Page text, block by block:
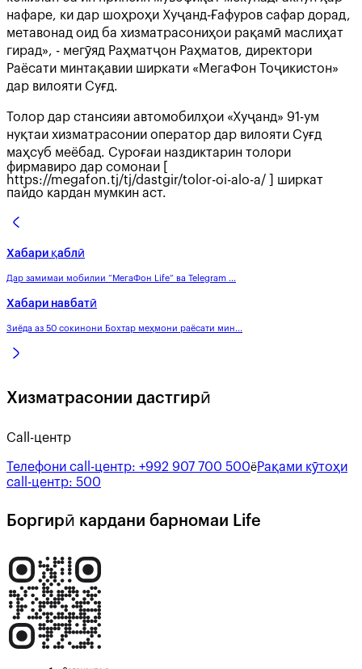
нафаре, ки дар шоҳроҳи Хуҷанд-Ғафуров сафар дорад,
метавонад оид ба хизматрасониҳои рақамӣ маслиҳат
гирад», - мегӯяд Раҳматҷон Раҳматов, директори
Раёсати минтақавии ширкати «МегаФон Тоҷикистон»
дар вилояти Суғд.
Толор дар стансияи автомобилҳои «Хуҷанд» 91-ум
нуқтаи хизматрасонии оператор дар вилояти Суғд
маҳсуб меёбад. Суроғаи наздиктарин толори
фирмавиро дар сомонаи [
https://megafon.tj/tj/dastgir/tolor-oi-alo-a/ ] ширкат
пайдо кардан мумкин аст.
Хабари қаблӣ
Дар замимаи мобилии “МегаФон Life” ва Telegram ...
Хабари навбатӣ
Зиёда аз 50 сокинони Бохтар меҳмони раёсати мин...
Хизматрасонии дастгирӣ
Call-центр
Телефони call-центр: +992 907 700 500ёРақами кӯтоҳи
call-центр: 500
Боргирӣ кардани барномаи Life